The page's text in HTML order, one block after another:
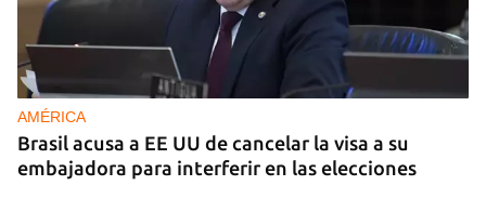
AMÉRICA
Brasil acusa a EE UU de cancelar la visa a su
embajadora para interferir en las elecciones